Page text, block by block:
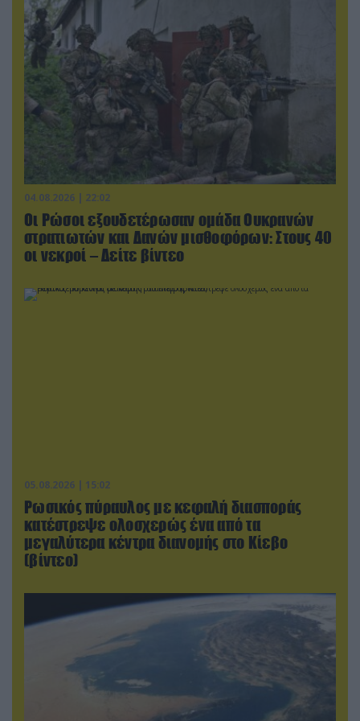
04.08.2026 | 22:02
Οι Ρώσοι εξουδετέρωσαν ομάδα Ουκρανών
στρατιωτών και Δανών μισθοφόρων: Στους 40
οι νεκροί – Δείτε βίντεο
05.08.2026 | 15:02
Ρωσικός πύραυλος με κεφαλή διασποράς
κατέστρεψε ολοσχερώς ένα από τα
μεγαλύτερα κέντρα διανομής στο Κίεβο
(βίντεο)